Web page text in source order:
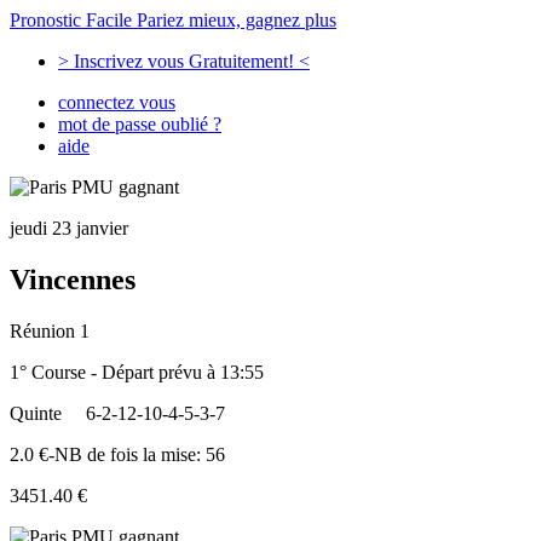
Pronostic Facile Pariez mieux, gagnez plus
> Inscrivez vous Gratuitement! <
connectez vous
mot de passe oublié ?
aide
jeudi 23 janvier
Vincennes
Réunion 1
1° Course - Départ prévu à 13:55
Quinte
6-2-12-10-4-5-3-7
2.0 €-NB de fois la mise: 56
3451.40 €